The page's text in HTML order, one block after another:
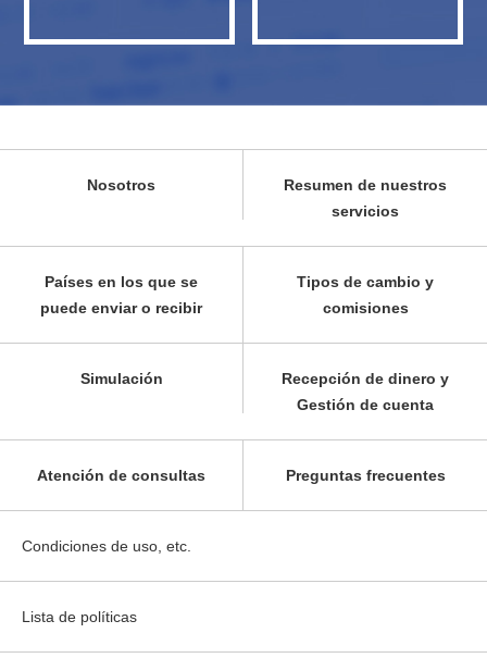
Nosotros
Resumen de nuestros
servicios
Países en los que se
puede enviar o recibir
Tipos de cambio y
comisiones
Simulación
Recepción de dinero y
Gestión de cuenta
Atención de consultas Preguntas frecuentes
Condiciones de uso, etc.
Lista de políticas